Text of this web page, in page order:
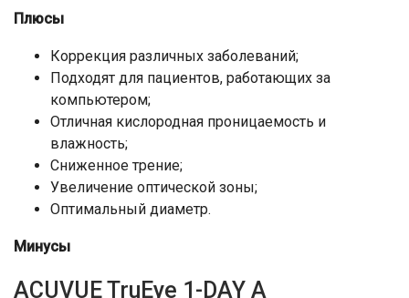
Плюсы
Коррекция различных заболеваний;
Подходят для пациентов, работающих за
компьютером;
Отличная кислородная проницаемость и
влажность;
Сниженное трение;
Увеличение оптической зоны;
Оптимальный диаметр.
Минусы
ACUVUE TruEye 1-DAY A